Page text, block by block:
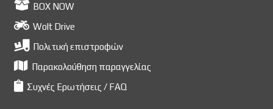
BOX NOW
Wolt Drive
Πολιτική επιστροφών
Παρακολούθηση παραγγελίας
Συχνές Ερωτήσεις / FAQ